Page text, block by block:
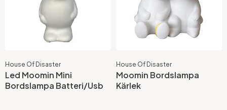
House Of Disaster
Led Moomin Mini
Bordslampa Batteri/Usb
House Of Disaster
Moomin Bordslampa
Kärlek